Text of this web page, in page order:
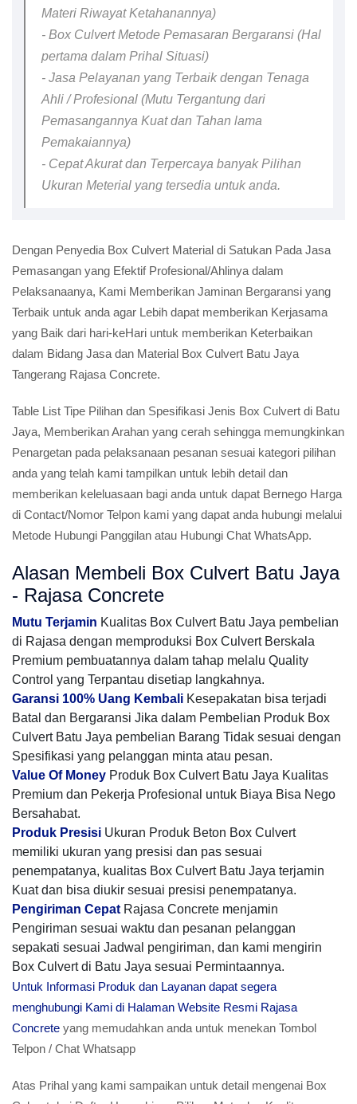
Materi Riwayat Ketahanannya)
- Box Culvert Metode Pemasaran Bergaransi (Hal
pertama dalam Prihal Situasi)
- Jasa Pelayanan yang Terbaik dengan Tenaga
Ahli / Profesional (Mutu Tergantung dari
Pemasangannya Kuat dan Tahan lama
Pemakaiannya)
- Cepat Akurat dan Terpercaya banyak Pilihan
Ukuran Meterial yang tersedia untuk anda.
Dengan Penyedia Box Culvert Material di Satukan Pada Jasa
Pemasangan yang Efektif Profesional/Ahlinya dalam
Pelaksanaanya, Kami Memberikan Jaminan Bergaransi yang
Terbaik untuk anda agar Lebih dapat memberikan Kerjasama
yang Baik dari hari-keHari untuk memberikan Keterbaikan
dalam Bidang Jasa dan Material Box Culvert Batu Jaya
Tangerang Rajasa Concrete.
Table List Tipe Pilihan dan Spesifikasi Jenis Box Culvert di Batu
Jaya, Memberikan Arahan yang cerah sehingga memungkinkan
Penargetan pada pelaksanaan pesanan sesuai kategori pilihan
anda yang telah kami tampilkan untuk lebih detail dan
memberikan keleluasaan bagi anda untuk dapat Bernego Harga
di Contact/Nomor Telpon kami yang dapat anda hubungi melalui
Metode Hubungi Panggilan atau Hubungi Chat WhatsApp.
Alasan Membeli Box Culvert Batu Jaya
- Rajasa Concrete
Mutu Terjamin Kualitas Box Culvert Batu Jaya pembelian
di Rajasa dengan memproduksi Box Culvert Berskala
Premium pembuatannya dalam tahap melalu Quality
Control yang Terpantau disetiap langkahnya.
Garansi 100% Uang Kembali Kesepakatan bisa terjadi
Batal dan Bergaransi Jika dalam Pembelian Produk Box
Culvert Batu Jaya pembelian Barang Tidak sesuai dengan
Spesifikasi yang pelanggan minta atau pesan.
Value Of Money Produk Box Culvert Batu Jaya Kualitas
Premium dan Pekerja Profesional untuk Biaya Bisa Nego
Bersahabat.
Produk Presisi Ukuran Produk Beton Box Culvert
memiliki ukuran yang presisi dan pas sesuai
penempatanya, kualitas Box Culvert Batu Jaya terjamin
Kuat dan bisa diukir sesuai presisi penempatanya.
Pengiriman Cepat Rajasa Concrete menjamin
Pengiriman sesuai waktu dan pesanan pelanggan
sepakati sesuai Jadwal pengiriman, dan kami mengirin
Box Culvert di Batu Jaya sesuai Permintaannya.
Untuk Informasi Produk dan Layanan dapat segera
menghubungi Kami di Halaman Website Resmi Rajasa
Concrete yang memudahkan anda untuk menekan Tombol
Telpon / Chat Whatsapp
Atas Prihal yang kami sampaikan untuk detail mengenai Box